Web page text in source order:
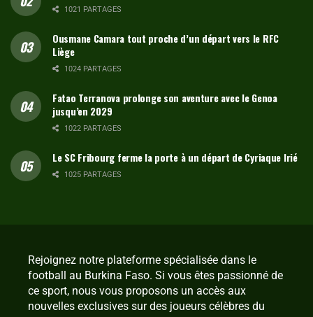
1021 PARTAGES
Ousmane Camara tout proche d’un départ vers le RFC
Liège
1024 PARTAGES
Fatao Terranova prolonge son aventure avec le Genoa
jusqu’en 2029
1022 PARTAGES
Le SC Fribourg ferme la porte à un départ de Cyriaque Irié
1025 PARTAGES
Rejoignez notre plateforme spécialisée dans le
football au Burkina Faso. Si vous êtes passionné de
ce sport, nous vous proposons un accès aux
nouvelles exclusives sur des joueurs célèbres du